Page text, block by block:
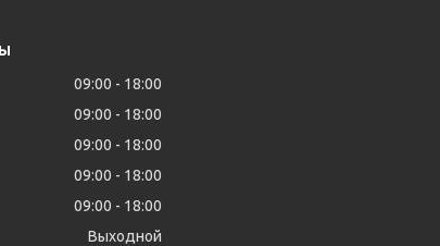
09:00
18:00
09:00
18:00
09:00
18:00
09:00
18:00
09:00
18:00
Выходной